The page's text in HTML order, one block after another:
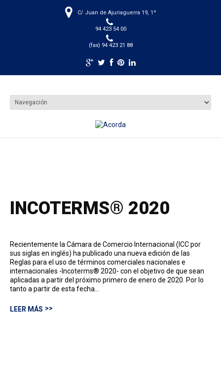
C/ Juan de Ajuriaguerra 19, 1º
94 423 54 00
(fax) 94 423 21 88
INCOTERMS® 2020
Recientemente la Cámara de Comercio Internacional (ICC por
sus siglas en inglés) ha publicado una nueva edición de las
Reglas para el uso de términos comerciales nacionales e
internacionales -Incoterms® 2020- con el objetivo de que sean
aplicadas a partir del próximo primero de enero de 2020. Por lo
tanto a partir de esta fecha…
LEER MÁS